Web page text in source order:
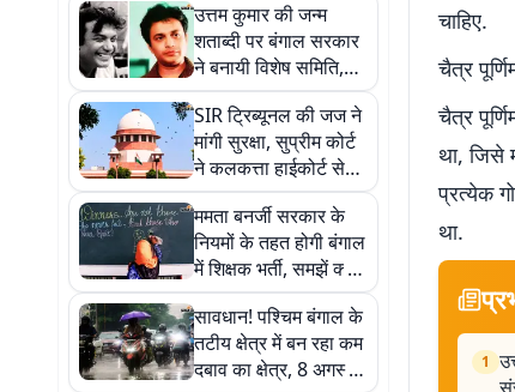
उत्तम कुमार की जन्म
शताब्दी पर बंगाल सरकार
ने बनायी विशेष समिति,
शुभेंदु अधिकारी मुख्य
संरक्षक
SIR ट्रिब्यूनल की जज ने
मांगी सुरक्षा, सुप्रीम कोर्ट
ने कलकत्ता हाईकोर्ट से
कही ये बात
ममता बनर्जी सरकार के
नियमों के तहत होगी बंगाल
में शिक्षक भर्ती, समझें क्या
है एसएससी विवाद
सावधान! पश्चिम बंगाल के
तटीय क्षेत्र में बन रहा कम
दबाव का क्षेत्र, 8 अगस्त
चाहिए.
चैत्र
चैत्र
था, जिसे
प्रत्येक
था.
1